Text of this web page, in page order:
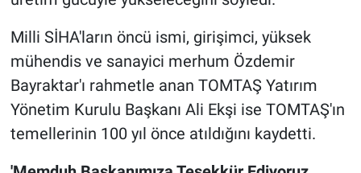
Milli SİHA'ların öncü ismi, girişimci, yüksek
mühendis ve sanayici merhum Özdemir
Bayraktar'ı rahmetle anan TOMTAŞ Yatırım
Yönetim Kurulu Başkanı Ali Ekşi ise TOMTAŞ'ın
temellerinin 100 yıl önce atıldığını kaydetti.